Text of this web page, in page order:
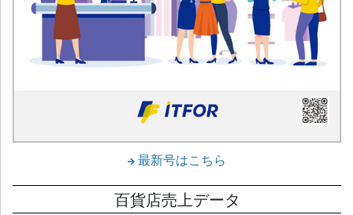
最新号はこちら
百貨店売上データ